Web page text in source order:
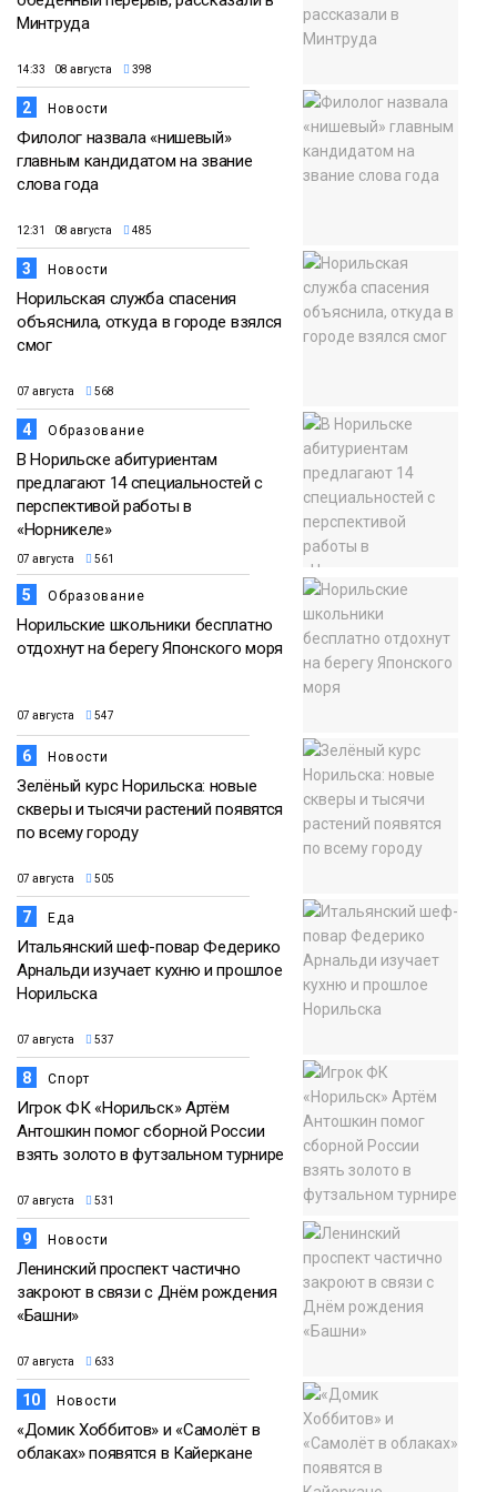
Минтруда
14:33 08 августа 398
2 Новости
Филолог назвала «нишевый»
главным кандидатом на звание
слова года
12:31 08 августа 485
3 Новости
Норильская служба спасения
объяснила, откуда в городе взялся
смог
07 августа 568
4 Образование
В Норильске абитуриентам
предлагают 14 специальностей с
перспективой работы в
«Норникеле»
07 августа 561
5 Образование
Норильские школьники бесплатно
отдохнут на берегу Японского моря
07 августа 547
6 Новости
Зелёный курс Норильска: новые
скверы и тысячи растений появятся
по всему городу
07 августа 505
7 Еда
Итальянский шеф-повар Федерико
Арнальди изучает кухню и прошлое
Норильска
07 августа 537
8 Спорт
Игрок ФК «Норильск» Артём
Антошкин помог сборной России
взять золото в футзальном турнире
07 августа 531
9 Новости
Ленинский проспект частично
закроют в связи с Днём рождения
«Башни»
07 августа 633
10 Новости
«Домик Хоббитов» и «Самолёт в
облаках» появятся в Кайеркане